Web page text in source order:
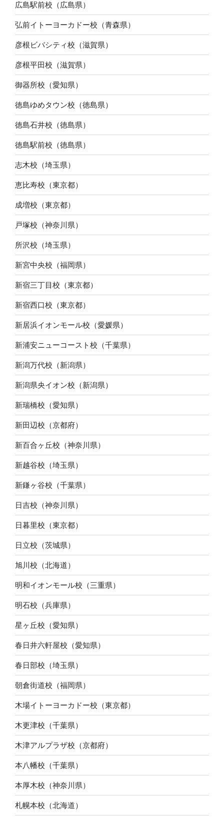
広島駅前校（広島県）
弘前イトーヨーカドー校（青森県）
彦根ビバシティ校（滋賀県）
彦根平田校（滋賀県）
御器所校（愛知県）
徳島ゆめタウン校（徳島県）
徳島石井校（徳島県）
徳島駅前校（徳島県）
志木校（埼玉県）
恵比寿校（東京都）
成増校（東京都）
戸塚校（神奈川県）
所沢校（埼玉県）
新宮中央校（福岡県）
新宿三丁目校（東京都）
新宿西口校（東京都）
新居浜イオンモール校（愛媛県）
新浦安ニューコースト校（千葉県）
新潟万代校（新潟県）
新潟県央イオン校（新潟県）
新瑞橋校（愛知県）
新田辺校（京都府）
新百合ヶ丘校（神奈川県）
新越谷校（埼玉県）
新鎌ヶ谷校（千葉県）
日吉校（神奈川県）
日暮里校（東京都）
日立校（茨城県）
旭川校（北海道）
明和イオンモール校（三重県）
明石校（兵庫県）
星ヶ丘校（愛知県）
春日井六軒屋校（愛知県）
春日部校（埼玉県）
朝倉街道校（福岡県）
木場イトーヨーカドー校（東京都）
木更津校（千葉県）
木津アルプラザ校（京都府）
本八幡校（千葉県）
本厚木校（神奈川県）
札幌本校（北海道）